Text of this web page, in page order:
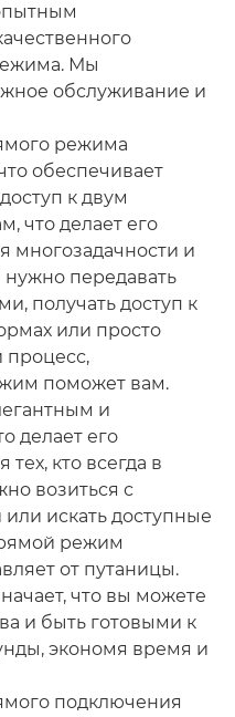
Мы
обслуживание и
режима
обеспечивает
к двум
что делает его
и
передавать
получать доступ к
или просто
процесс,
поможет вам.
и
делает его
кто всегда в
возиться с
искать доступные
режим
от путаницы.
что вы можете
и быть готовыми к
экономя время и
подключения